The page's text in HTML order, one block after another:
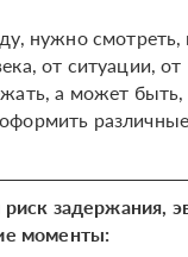
нужно
от ситуации,
а может быть,
задержания,
моменты: